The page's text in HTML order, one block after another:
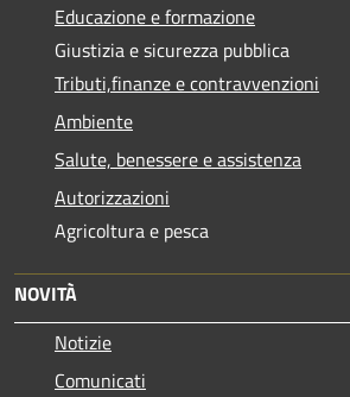
Educazione e formazione
Giustizia e sicurezza pubblica
Tributi,finanze e contravvenzioni
Ambiente
Salute, benessere e assistenza
Autorizzazioni
Agricoltura e pesca
NOVITÀ
Notizie
Comunicati